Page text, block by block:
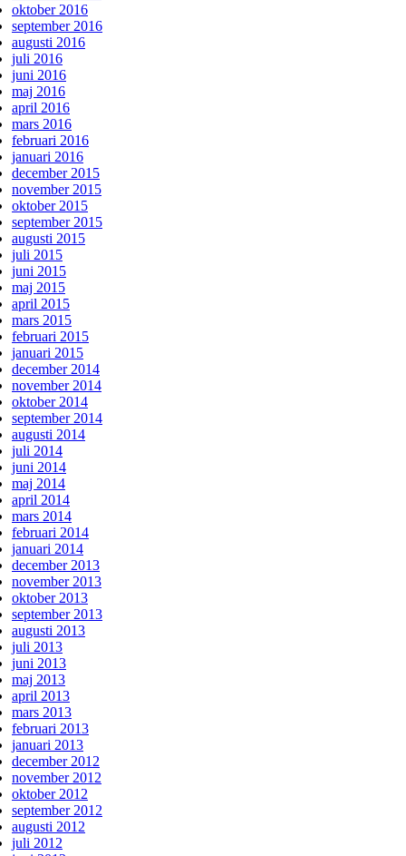
oktober 2016
september 2016
augusti 2016
juli 2016
juni 2016
maj 2016
april 2016
mars 2016
februari 2016
januari 2016
december 2015
november 2015
oktober 2015
september 2015
augusti 2015
juli 2015
juni 2015
maj 2015
april 2015
mars 2015
februari 2015
januari 2015
december 2014
november 2014
oktober 2014
september 2014
augusti 2014
juli 2014
juni 2014
maj 2014
april 2014
mars 2014
februari 2014
januari 2014
december 2013
november 2013
oktober 2013
september 2013
augusti 2013
juli 2013
juni 2013
maj 2013
april 2013
mars 2013
februari 2013
januari 2013
december 2012
november 2012
oktober 2012
september 2012
augusti 2012
juli 2012